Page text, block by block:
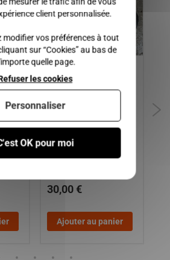
))
CONDUCTEUR AIXAM CITY,
CROSSLINE / GAMME
SENSATION ET EMOTION
30,00 €
Ajouter au panier
client personnalisée.
modifier vos préférences à tout
sur “Cookies” au bas de
quelle page.
OK pour moi
les cookies
Personnaliser